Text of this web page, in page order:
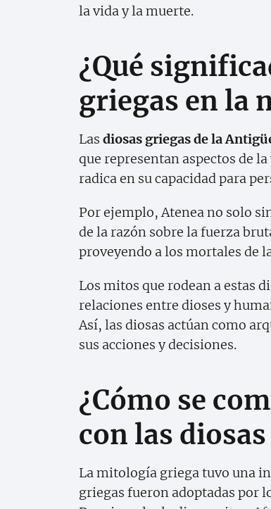
la vida y la muerte.
¿Qué
griegas en la
Las diosas griegas de la
que representan aspectos de
radica en su capacidad para
Por ejemplo, Atenea no solo
de la razón sobre la fuerza
proveyendo a los mortales de
Los mitos que rodean a estas
relaciones entre dioses y
Así, las diosas actúan como
sus acciones y decisiones.
¿Cómo se
con las
La mitología griega tuvo una
griegas fueron adoptadas por